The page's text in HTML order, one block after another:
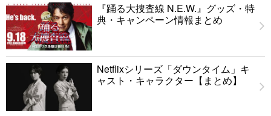
『踊る大捜査線 N.E.W.』グッズ・特
典・キャンペーン情報まとめ
Netflixシリーズ「ダウンタイム」キ
ャスト・キャラクター【まとめ】